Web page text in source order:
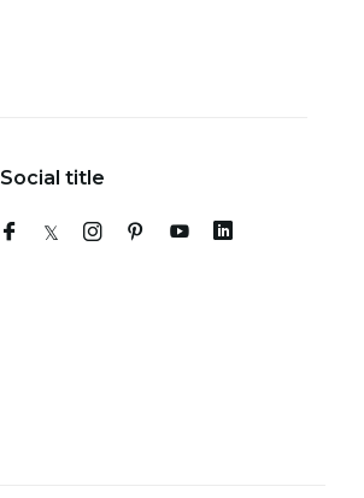
Social title